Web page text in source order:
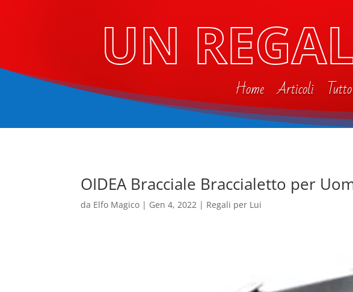
UN
Home Articoli
OIDEA Bracciale Braccialetto per
da Elfo Magico | Gen 4, 2022 | Regali per Lui